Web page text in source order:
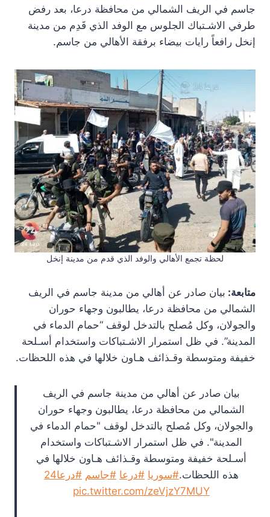
جاسم في الريف الشمالي من محافظة درعا، بعد رفض
طرفي الاشـتباك الجلوس مع الوفد الذي قَدِم من مدينة
إنخل رافعاً رايات بيضاء برفقة الأهالي من جاسم.
لحظة تجمع الأهالي والوفد الذي قدم من مدينة إنخل
متابعة: بيان صادر عن أهالي من مدينة جاسم في الريف
الشمالي من محافظة درعا، يطالبون وجهاء حوران
والجولان، وكل مُصلح بالتدخل لوقف “حمام الدماء في
المدينة”. في ظل استمرار الاشـتباكات واستخدام أسـلحة
خفيفة ومتوسطة وقـذائف هـاون خلالها في هذه اللحظات.
بيان صادر عن أهالي من مدينة جاسم في الريف
الشمالي من محافظة درعا، يطالبون وجهاء حوران
والجولان، وكل مُصلح بالتدخل لوقف "حمام الدماء في
المدينة". في ظل استمرار الاشـتباكات واستخدام
أسـلحة خفيفة ومتوسطة وقـذائف هـاون خلالها في
هذه اللحظات.#سوريا #درعا #جاسم #درعا24
pic.twitter.com/zeVjzY7MUY